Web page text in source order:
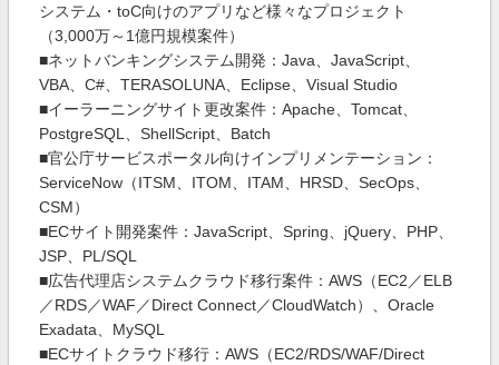
システム・toC向けのアプリなど様々なプロジェクト
（3,000万～1億円規模案件）
■ネットバンキングシステム開発：Java、JavaScript、
VBA、C#、TERASOLUNA、Eclipse、Visual Studio
■イーラーニングサイト更改案件：Apache、Tomcat、
PostgreSQL、ShellScript、Batch
■官公庁サービスポータル向けインプリメンテーション：
ServiceNow（ITSM、ITOM、ITAM、HRSD、SecOps、
CSM）
■ECサイト開発案件：JavaScript、Spring、jQuery、PHP、
JSP、PL/SQL
■広告代理店システムクラウド移行案件：AWS（EC2／ELB
／RDS／WAF／Direct Connect／CloudWatch）、Oracle
Exadata、MySQL
■ECサイトクラウド移行：AWS（EC2/RDS/WAF/Direct